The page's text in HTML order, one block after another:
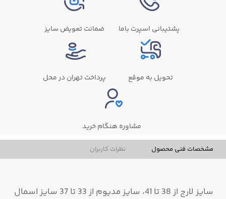
پشتیبانی اسپرت باما ضمانت تعویض سایز
تحویل به موقع پرداخت تهران در محل
مشاوره هنگام خرید
مشخصات فنی محصول نظرات کاربران
سایز لارج از 38 تا 41، سایز مدیوم از 33 تا 37 سایز اسمال